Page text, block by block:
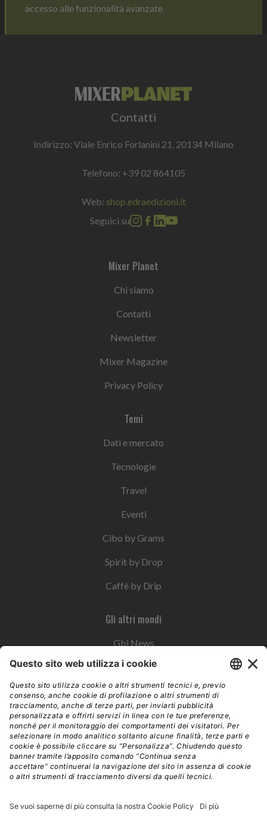
accesso alle funzionalità avanzate
Contatti
Indirizzo: Viale Enrico Forlanini 21, 20134 Milano
Telefono: +39 02 864105
Web: shop.edraedizioni.it
Seguici su
Mixer Planet
Chi siamo
Contatti
Newsletter
Mixer Magazine
Privacy Policy
Temi
Dati e mercato
Tecnologie
Travel
Eventi
Cibo by Grams
Spirit by Drop
Caffè by Drip
Gli altri mondi
Gbi News
Instoremag
Esplora il gruppo
Edra Edizioni
Edizioni LSWR
LSWR Group